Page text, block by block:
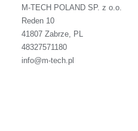
M-TECH POLAND SP. z o.o.
Reden 10
41807 Zabrze, PL
48327571180
info@m-tech.pl